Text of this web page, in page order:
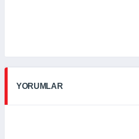
YORUMLAR